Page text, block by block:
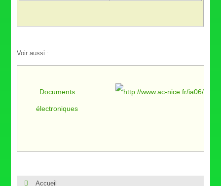
Voir aussi :
Documents
électroniques
Accueil